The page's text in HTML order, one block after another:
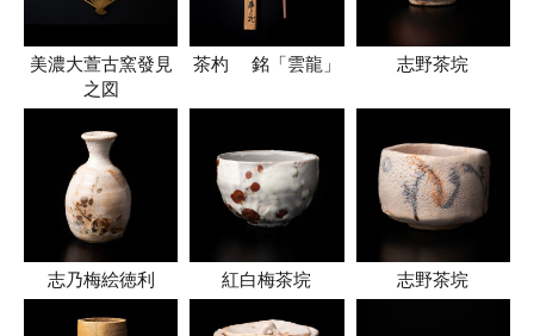
美濃大萱古窯發見
之図
茶杓 銘「雲龍」 志野茶垸
志乃梅絵徳利 紅白梅茶垸 志野茶垸